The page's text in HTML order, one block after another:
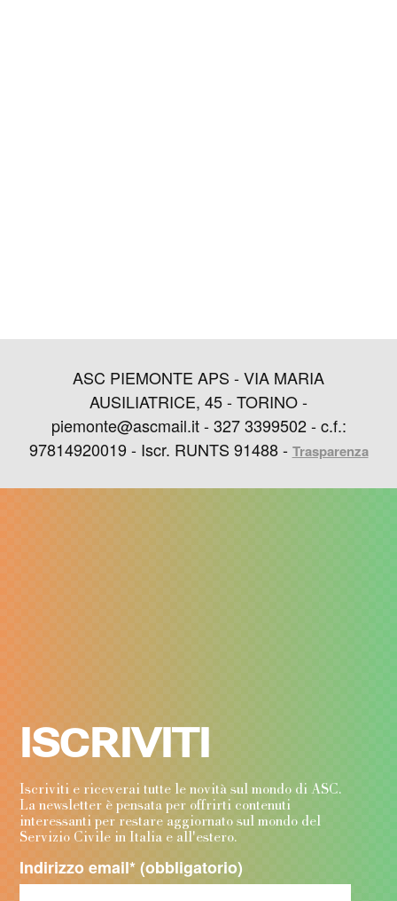
ASC PIEMONTE APS - VIA MARIA
AUSILIATRICE, 45 - TORINO -
piemonte@ascmail.it - 327 3399502 - c.f.:
97814920019 - Iscr. RUNTS 91488 - Trasparenza
ISCRIVITI
Iscriviti e riceverai tutte le novità sul mondo di ASC.
La newsletter è pensata per offrirti contenuti
interessanti per restare aggiornato sul mondo del
Servizio Civile in Italia e all'estero.
Indirizzo email* (obbligatorio)